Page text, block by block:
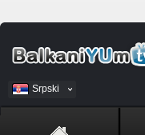
Srpski
BiH